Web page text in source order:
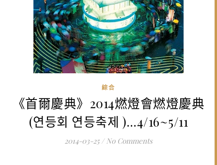
綜合
《首爾慶典》2014燃燈會燃燈慶典
(연등회 연등축제 )…4/16~5/11
2014-03-25 / No Comments